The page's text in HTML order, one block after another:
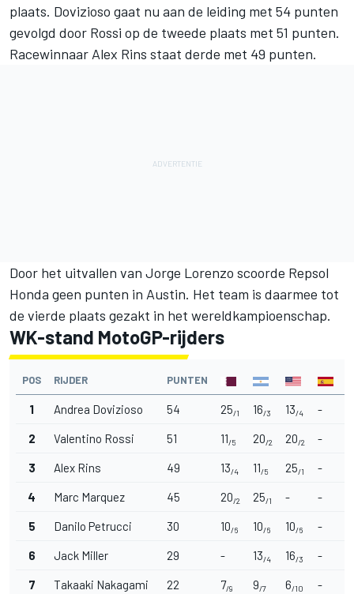
plaats. Dovizioso gaat nu aan de leiding met 54 punten
gevolgd door Rossi op de tweede plaats met 51 punten.
Racewinnaar Alex Rins staat derde met 49 punten.
Door het uitvallen van Jorge Lorenzo scoorde Repsol
Honda geen punten in Austin. Het team is daarmee tot
de vierde plaats gezakt in het wereldkampioenschap.
WK-stand MotoGP-rijders
POS RIJDER PUNTEN
1 Andrea Dovizioso 54 25/1 16/3 13/4 -
2 Valentino Rossi 51 11/5 20/2 20/2 -
3 Alex Rins 49 13/4 11/5 25/1 -
4 Marc Marquez 45 20/2 25/1 - -
5 Danilo Petrucci 30 10/6 10/6 10/6 -
6 Jack Miller 29 - 13/4 16/3 -
7 Takaaki Nakagami 22 7/9 9/7 6/10 -